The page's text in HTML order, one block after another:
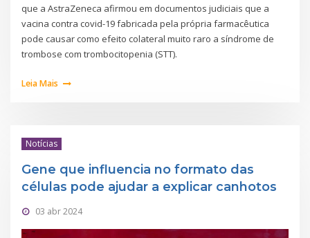
que a AstraZeneca afirmou em documentos judiciais que a
vacina contra covid-19 fabricada pela própria farmacêutica
pode causar como efeito colateral muito raro a síndrome de
trombose com trombocitopenia (STT).
Leia Mais
Notícias
Gene que influencia no formato das
células pode ajudar a explicar canhotos
03 abr 2024